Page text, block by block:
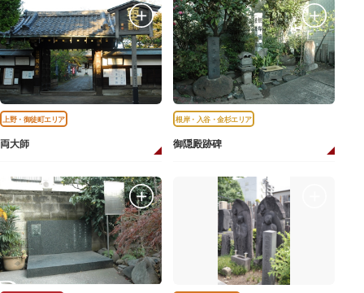
上野・御徒町エリア
両大師
根岸・入谷・金杉エリア
御隠殿跡碑